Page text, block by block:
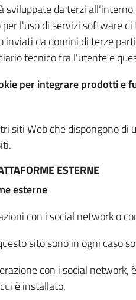
da terzi
l'uso di servizi software
da domini di terze
tecnico fra l'utente e
per integrare prodotti e
siti Web che dispongono
ESTERNE
esterne
con i social network o
sito sono in ogni caso
con i social
è installato.